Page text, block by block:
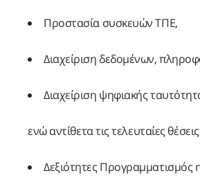
Προστασία συσκευών ΤΠΕ,
Διαχείριση δεδομένων,
Διαχείριση ψηφιακής
ενώ αντίθετα τις τελευταίες
Δεξιότητες Προγραμματισμός